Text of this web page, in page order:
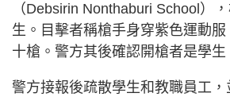
（Debsirin Nonthaburi School）
生。目擊者稱槍手身穿紫色運動
十槍。警方其後確認開槍者是學生
警方接報後疏散學生和教職員工，